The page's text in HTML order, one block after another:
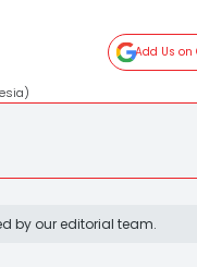
Add Us on
by our editorial team.